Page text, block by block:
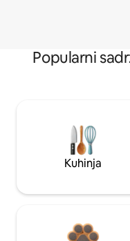
Popularni
Kuhinja